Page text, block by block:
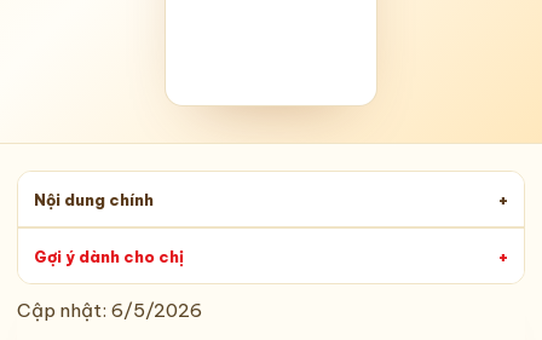
Nội dung chính +
Gợi ý dành cho chị +
Cập nhật: 6/5/2026